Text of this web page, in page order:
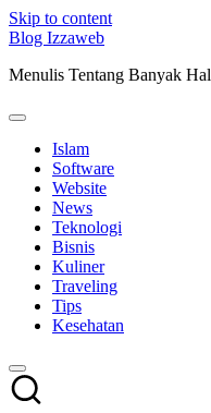
Skip to content
Blog Izzaweb
Menulis Tentang Banyak Hal
Islam
Software
Website
News
Teknologi
Bisnis
Kuliner
Traveling
Tips
Kesehatan